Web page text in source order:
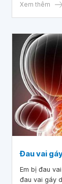
Xem thêm
Đau vai
Em bị đau
đau vai gáy